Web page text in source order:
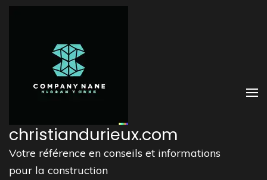
Aller
christiandurieux.com
Votre référence en conseils et informations
pour la construction